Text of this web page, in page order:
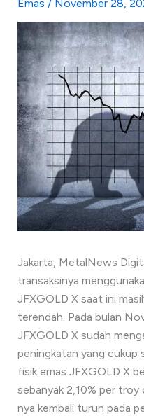
Emas / November 28,
Jakarta, MetalNews
transaksinya
JFXGOLD X saat ini
terendah. Pada bulan
JFXGOLD X sudah
peningkatan yang cukup
fisik emas JFXGOLD X
sebanyak 2,10% per
nya kembali turun pada